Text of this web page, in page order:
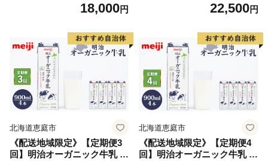
18,000円 22,500円
北海道恵庭市
《配送地域限定》【定期便3
回】明治オーガニック牛乳 9
北海道恵庭市
《配送地域限定》【定期便4
回】明治オーガニック牛乳 9